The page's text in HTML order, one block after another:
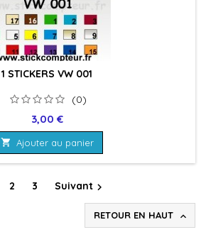
1 STICKERS VW 001
(0)
Prix
3,00 €
 Ajouter au panier
2 3 Suivant
RETOUR EN HAUT 